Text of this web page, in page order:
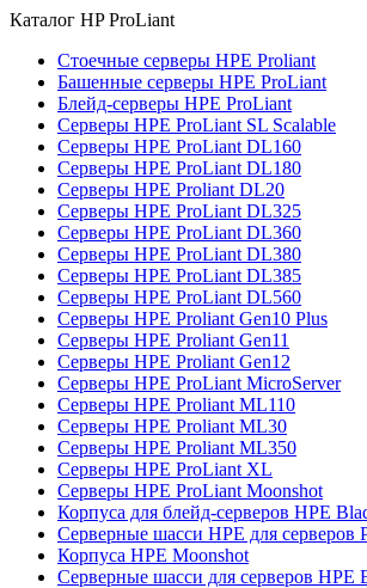
Каталог HP ProLiant
Стоечные серверы HPE Proliant
Башенные серверы HPE ProLiant
Блейд-серверы HPE ProLiant
Серверы HPE ProLiant SL Scalable
Серверы HPE ProLiant DL160
Серверы HPE ProLiant DL180
Серверы HPE Proliant DL20
Серверы HPE ProLiant DL325
Серверы HPE ProLiant DL360
Серверы HPE ProLiant DL380
Серверы HPE ProLiant DL385
Серверы HPE ProLiant DL560
Серверы HPE Proliant Gen10 Plus
Серверы HPE Proliant Gen11
Серверы HPE Proliant Gen12
Серверы HPE ProLiant MicroServer
Серверы HPE Proliant ML110
Серверы HPE Proliant ML30
Серверы HPE Proliant ML350
Серверы HPE ProLiant XL
Серверы HPE ProLiant Moonshot
Корпуса для блейд-серверов HPE
Серверные шасси HPE для серверов
Корпуса HPE Moonshot
Серверные шасси для серверов HPE